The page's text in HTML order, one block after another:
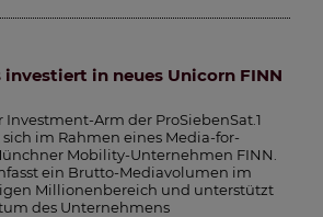
investiert in neues Unicorn FINN
Investment-Arm der ProSiebenSat.1
im Rahmen eines Media-for-
Mobility-Unternehmen FINN.
ein Brutto-Mediavolumen im
Millionenbereich und unterstützt
des Unternehmens